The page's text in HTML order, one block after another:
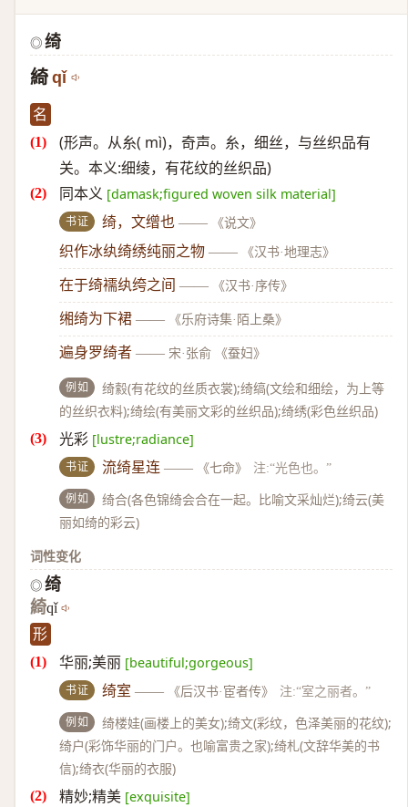
◎ 绮
綺 qǐ
名
(形声。从糸( mì)，奇声。糸，细丝，与丝织品有
关。本义:细绫，有花纹的丝织品)
同本义 [damask;figured woven silk material]
书证 绮，文缯也 —— 《说文》
织作冰纨绮绣纯丽之物 —— 《汉书·地理志》
在于绮襦纨绔之间 —— 《汉书·序传》
缃绮为下裙 —— 《乐府诗集·陌上桑》
遍身罗绮者 —— 宋·张俞 《蚕妇》
例如
绮縠(有花纹的丝质衣裳);绮缟(文绘和细绘，为上等
的丝织衣料);绮绘(有美丽文彩的丝织品);绮绣(彩色丝织品)
光彩 [lustre;radiance]
书证 流绮星连 —— 《七命》 注:“光色也。”
例如
绮合(各色锦绮会合在一起。比喻文采灿烂);绮云(美
丽如绮的彩云)
词性变化
◎ 绮
綺qǐ
形
华丽;美丽 [beautiful;gorgeous]
书证 绮室 —— 《后汉书·宦者传》 注:“室之丽者。”
例如
绮楼娃(画楼上的美女);绮文(彩纹，色泽美丽的花纹);
绮户(彩饰华丽的门户。也喻富贵之家);绮札(文辞华美的书
信);绮衣(华丽的衣服)
精妙;精美 [exquisite]